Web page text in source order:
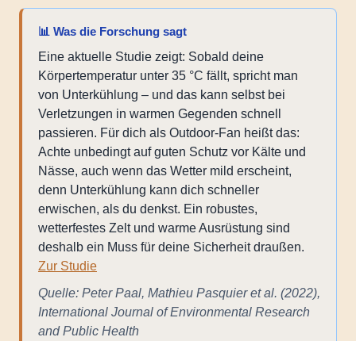
📊 Was die Forschung sagt
Eine aktuelle Studie zeigt: Sobald deine
Körpertemperatur unter 35 °C fällt, spricht man
von Unterkühlung – und das kann selbst bei
Verletzungen in warmen Gegenden schnell
passieren. Für dich als Outdoor-Fan heißt das:
Achte unbedingt auf guten Schutz vor Kälte und
Nässe, auch wenn das Wetter mild erscheint,
denn Unterkühlung kann dich schneller
erwischen, als du denkst. Ein robustes,
wetterfestes Zelt und warme Ausrüstung sind
deshalb ein Muss für deine Sicherheit draußen.
Zur Studie
Quelle: Peter Paal, Mathieu Pasquier et al. (2022),
International Journal of Environmental Research
and Public Health